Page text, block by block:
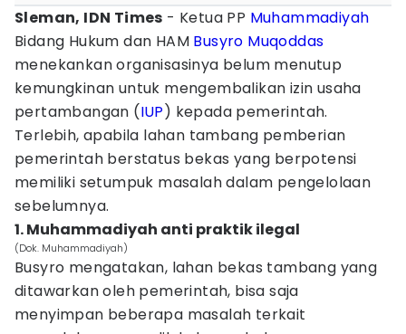
Sleman, IDN Times - Ketua PP Muhammadiyah
Bidang Hukum dan HAM Busyro Muqoddas
menekankan organisasinya belum menutup
kemungkinan untuk mengembalikan izin usaha
pertambangan (IUP) kepada pemerintah.
Terlebih, apabila lahan tambang pemberian
pemerintah berstatus bekas yang berpotensi
memiliki setumpuk masalah dalam pengelolaan
sebelumnya.
1. Muhammadiyah anti praktik ilegal
(Dok. Muhammadiyah)
Busyro mengatakan, lahan bekas tambang yang
ditawarkan oleh pemerintah, bisa saja
menyimpan beberapa masalah terkait